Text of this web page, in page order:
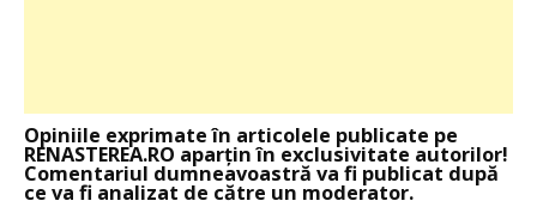
Opiniile exprimate în articolele publicate pe
RENASTEREA.RO aparţin în exclusivitate autorilor!
Comentariul dumneavoastră va fi publicat după
ce va fi analizat de către un moderator.